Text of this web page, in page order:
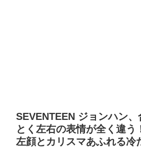
SEVENTEEN ジョンハン
とく左右の表情が全く違う
左顔とカリスマあふれる冷